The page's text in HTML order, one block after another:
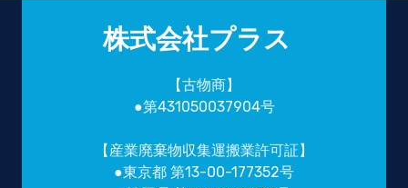
株式会社プラス
【古物商】
●第431050037904号
【産業廃棄物収集運搬業許可証】
●東京都 第13-00-177352号